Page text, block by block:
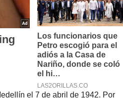
el 7 de abril de 1942. Por